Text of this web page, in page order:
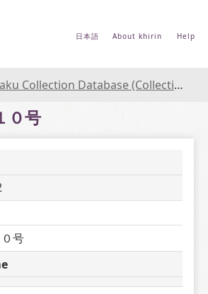
日本語 About khirin Help
Database (Collections Database of the National Museum of Japanese History)
０号
号